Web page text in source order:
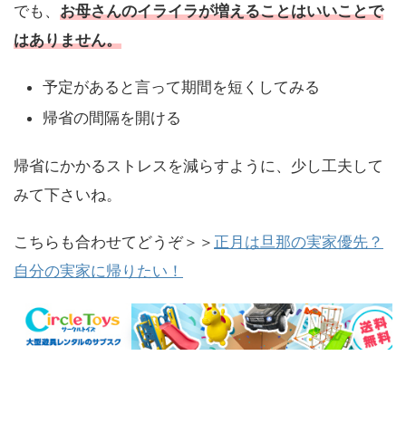
でも、 お母さんのイライラが増えることはいいことで
はありません。
予定があると言って期間を短くしてみる
帰省の間隔を開ける
帰省にかかるストレスを減らすように、少し工夫して
みて下さいね。
こちらも合わせてどうぞ＞＞ 正月は旦那の実家優先？
自分の実家に帰りたい！